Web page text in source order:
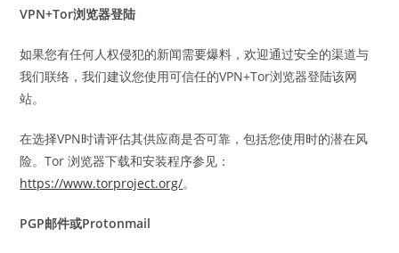
VPN+Tor浏览器登陆
如果您有任何人权侵犯的新闻需要爆料，欢迎通过安全的渠道与
我们联络，我们建议您使用可信任的VPN+Tor浏览器登陆该网
站。
在选择VPN时请评估其供应商是否可靠，包括您使用时的潜在风
险。Tor 浏览器下载和安装程序参见：
https://www.torproject.org/。
PGP邮件或Protonmail